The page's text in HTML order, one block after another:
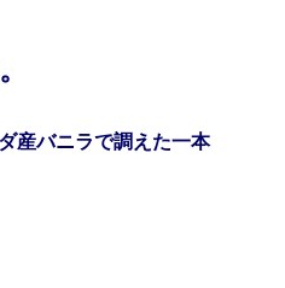
産バニラで調えた一本